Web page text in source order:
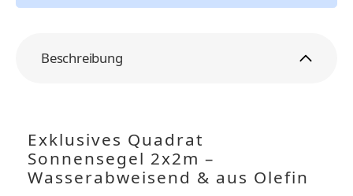
Beschreibung
Exklusives Quadrat
Sonnensegel 2x2m –
Wasserabweisend & aus Olefin